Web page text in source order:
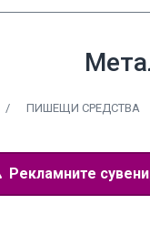
/ ПИШЕЩИ СРЕДСТВА
Рекламните